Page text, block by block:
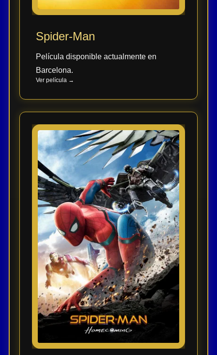
Spider-Man
Película disponible actualmente en
Barcelona.
Ver película →